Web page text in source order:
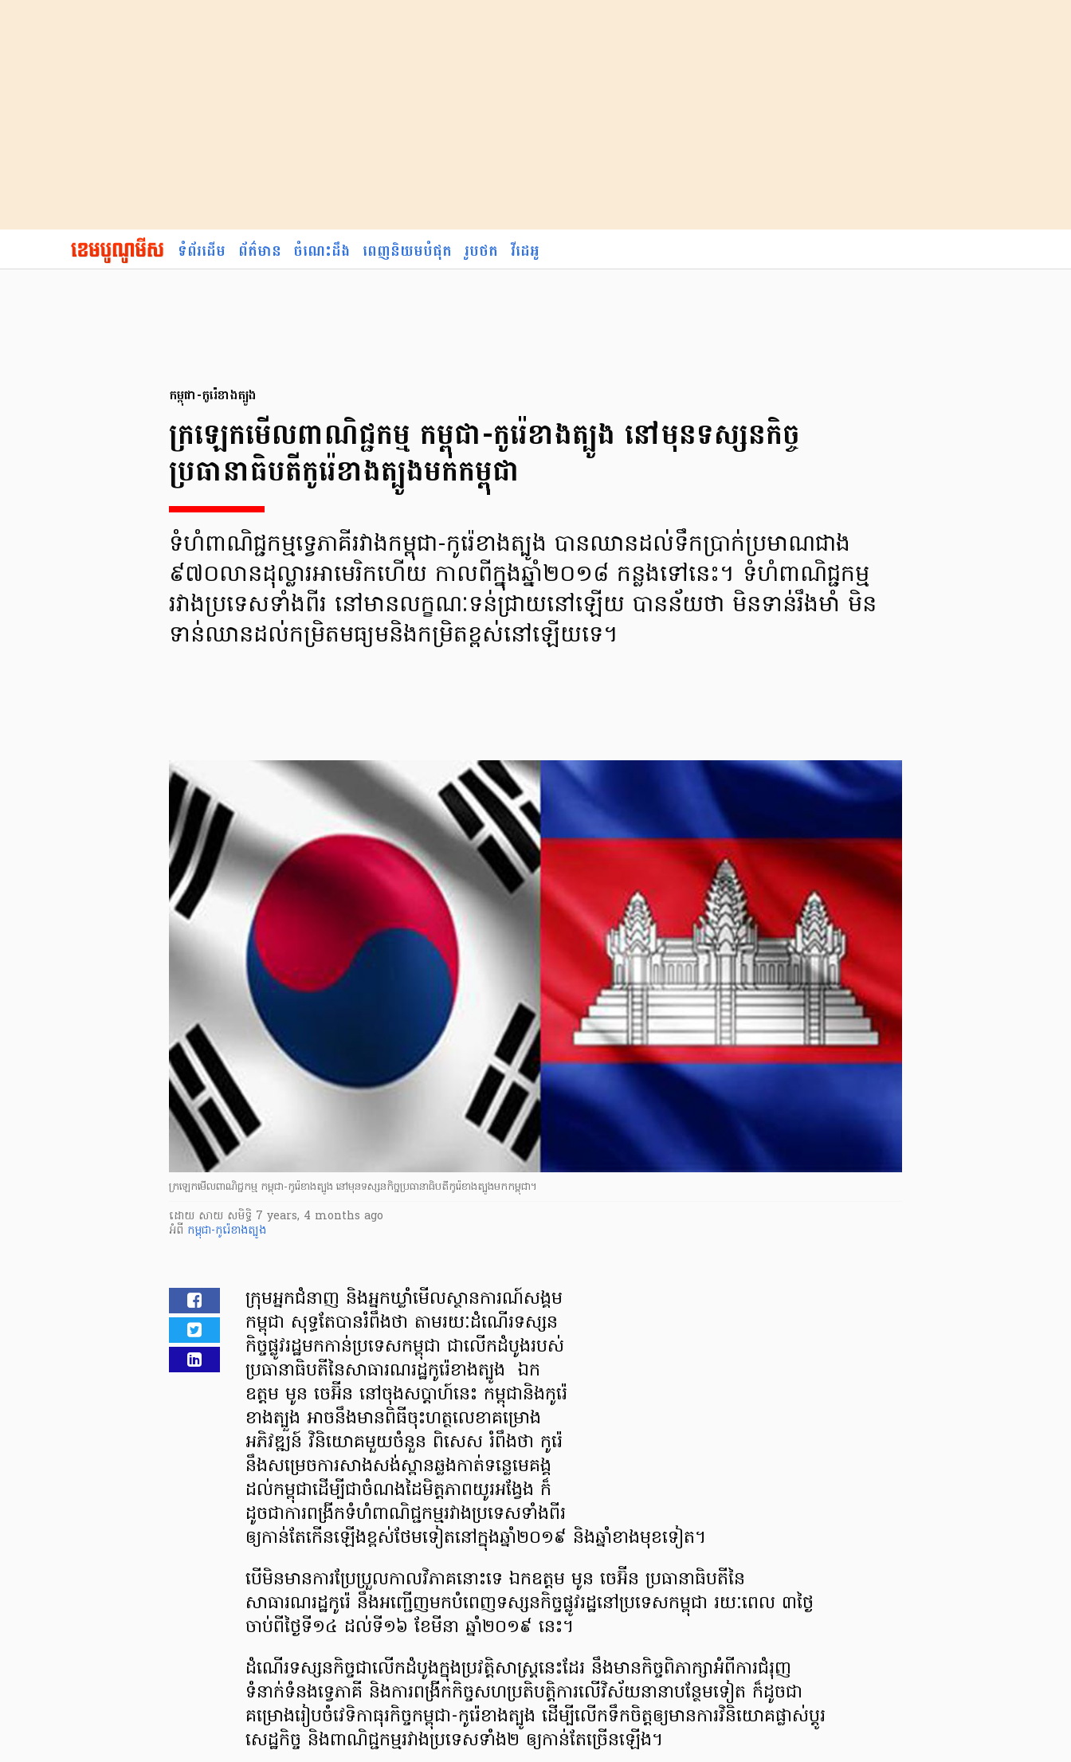
ទំព័រដើម ព័ត៌មាន ចំណេះដឹង ពេញនិយមបំផុត រូបថត វីដេអូ
កម្ពុជា-កូរ៉េខាងត្បូង
ក្រឡេក​មើល​ពាណិជ្ជកម្ម​ កម្ពុជា-កូរ៉េខាងត្បូង នៅមុន​ទស្សនកិច្ច​
ប្រធានាធិបតី​កូរ៉េខាងត្បូង​មក​កម្ពុជា
ទំហំ​ពាណិជ្ជកម្ម​ទ្វេ​ភាគី​រវាង​កម្ពុជា​-​កូរ៉េ​ខាង​ត្បូង បាន​ឈាន​ដល់​ទឹក​ប្រាក់​ប្រមាណ​ជាង
៩៧០​លាន​ដុល្លារ​អាមេរិក​ហើយ កាលពី​ក្នុង​ឆ្នាំ​២០១៨ កន្លង​ទៅ​នេះ។ ទំហំ​ពាណិជ្ជកម្ម​
រវាង​ប្រទេស​ទាំងពីរ នៅ​មាន​លក្ខណៈ​ទន់​ជ្រាយ​នៅ​ឡើយ បាន​ន័យ​ថា មិន​ទាន់​រឹងមាំ មិន​
ទាន់​ឈាន​ដល់​កម្រិត​មធ្យម​និង​កម្រិត​ខ្ពស់​នៅ​ឡើយ​ទេ។
ក្រឡេក​មើល​ពាណិជ្ជកម្ម​ កម្ពុជា-កូរ៉េខាងត្បូង នៅមុន​ទស្សនកិច្ច​ប្រធានាធិបតី​កូរ៉េខាងត្បូង​មក​កម្ពុជា។
ដោយ សាយ សមិទ្ធិ 7 years, 4 months ago
អំពី កម្ពុជា-កូរ៉េខាងត្បូង
ក្រុម​អ្នក​ជំនាញ និង​អ្នក​ឃ្លាំ​មើល​ស្ថានការណ៍​សង្គម​
កម្ពុជា សុទ្ធតែ​បាន​រំពឹង​ថា តាមរយៈ​ដំណើរ​ទស្សន
កិច្ច​ផ្លូវ​រដ្ឋ​មក​កាន់​ប្រទេស​កម្ពុជា ជា​លើក​ដំបូង​របស់​
ប្រធានាធិបតី​នៃ​សាធារណរដ្ឋ​កូរ៉េ​ខាងត្បូង ឯក
ឧត្តម មូន ចេអ៊ីន នៅ​ចុង​សប្តាហ៍​នេះ កម្ពុជា​និង​កូរ៉េ​
ខាង​ត្បួង អាច​នឹង​មាន​ពិធី​ចុះហត្ថលេខា​គម្រោង​
អភិវឌ្ឍន៍ វិនិយោគ​មួយ​ចំនួន ពិសេស រំពឹង​ថា កូរ៉េ​
នឹង​សម្រេច​ការ​សាងសង់​ស្ពាន​ឆ្លង​កាត់​ទន្លេ​មេគង្គ​
ដល់​កម្ពុជា​ដើម្បី​ជា​ចំណងដៃ​មិត្តភាព​យូរ​អង្វែង ក៏
ដូច​ជា​ការ​ពង្រីក​ទំហំ​ពាណិជ្ជកម្ម​រវាង​ប្រទេស​ទាំង​ពីរ​
ឲ្យ​កាន់តែ​កើន​ឡើង​ខ្ពស់​ថែម​ទៀត​នៅ​ក្នុង​ឆ្នាំ​២០១៩ និង​ឆ្នាំ​ខាង​មុខ​ទៀត។
បើ​មិន​មាន​ការ​ប្រែប្រួល​កាល​វិភាគ​នោះ​ទេ ឯកឧត្តម មូន ចេអ៊ីន ប្រធានាធិបតី​នៃ​
សាធារណរដ្ឋ​កូរ៉េ​ នឹង​អញ្ជើញ​មក​បំពេញ​ទស្សនកិច្ច​ផ្លូវ​រដ្ឋ​នៅ​ប្រទេស​កម្ពុជា រយៈពេល ៣​ថ្ងៃ
ចាប់​ពី​ថ្ងៃទី​១៤ ដល់​ទី​១៦ ខែ​មីនា ឆ្នាំ​២០១៩ នេះ។
ដំណើរទស្សនកិច្ច​ជា​លើក​ដំបូង​ក្នុង​ប្រវត្តិ​សាស្ត្រ​នេះ​ដែរ នឹង​មាន​កិច្ច​ពិភាក្សា​អំពី​ការ​ជំរុញ​
ទំនាក់​ទំនង​ទ្វេ​ភាគី និង​ការ​ពង្រីក​កិច្ច​សហប្រតិបត្តិការ​លើ​វិស័យ​នានា​បន្ថែម​ទៀត ក៏ដូចជា
គម្រោង​រៀបចំ​វេទិកា​ធុរកិច្ច​កម្ពុជា​-កូរ៉េ​ខាង​ត្បូង ដើម្បី​លើក​ទឹក​ចិត្ត​ឲ្យ​មាន​ការ​វិនិយោគ​ផ្លាស់ប្តូរ​
សេដ្ឋកិច្ច និង​ពាណិជ្ជកម្ម​រវាង​ប្រទេស​ទាំង​២ ឲ្យ​កាន់​តែ​ច្រើន​ឡើង។